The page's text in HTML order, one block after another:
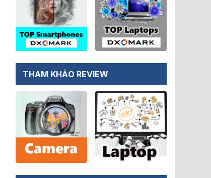
THAM KHẢO REVIEW